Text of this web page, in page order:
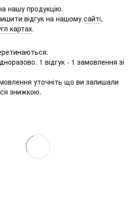
нашу продукцію.
відгук на нашому сайті,
картах.
1 відгук - 1 замовлення зі
уточніть що ви залишали
знижкою.